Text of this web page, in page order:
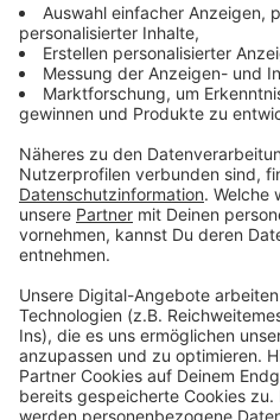
Wir verwenden
Drittanbieters,
einzubetten.
Daten zu
Details durch und
Nutzung des
Video
powered by
Alesso, Katy Perry - When
Video)
Anzeige